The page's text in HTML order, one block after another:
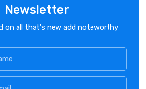
Newsletter
on all that's new add noteworthy